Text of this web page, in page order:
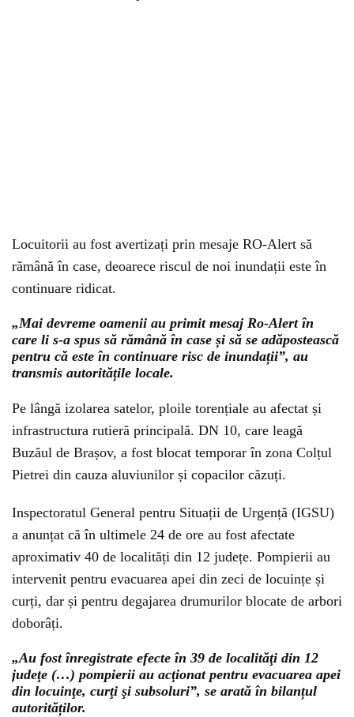
Locuitorii au fost avertizați prin mesaje RO-Alert să
rămână în case, deoarece riscul de noi inundații este în
continuare ridicat.
„Mai devreme oamenii au primit mesaj Ro-Alert în
care li s-a spus să rămână în case și să se adăpostească
pentru că este în continuare risc de inundații”, au
transmis autoritățile locale.
Pe lângă izolarea satelor, ploile torențiale au afectat și
infrastructura rutieră principală. DN 10, care leagă
Buzăul de Brașov, a fost blocat temporar în zona Colțul
Pietrei din cauza aluviunilor și copacilor căzuți.
Inspectoratul General pentru Situații de Urgență (IGSU)
a anunțat că în ultimele 24 de ore au fost afectate
aproximativ 40 de localități din 12 județe. Pompierii au
intervenit pentru evacuarea apei din zeci de locuințe și
curți, dar și pentru degajarea drumurilor blocate de arbori
doborâți.
„Au fost înregistrate efecte în 39 de localităţi din 12
judeţe (…) pompierii au acţionat pentru evacuarea apei
din locuinţe, curţi şi subsoluri”, se arată în bilanțul
autorităților.